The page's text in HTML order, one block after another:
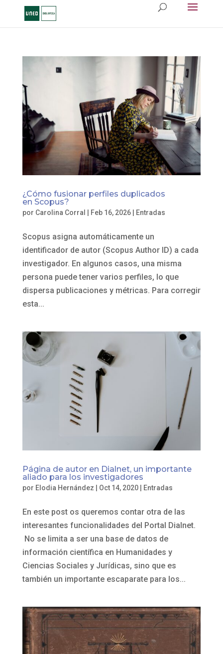
¿Cómo fusionar perfiles duplicados
en Scopus?
por Carolina Corral Feb 16, 2026| Entradas
Scopus asigna automáticamente un
identificador de autor (Scopus Author ID) a cada
investigador. En algunos casos, una misma
persona puede tener varios perfiles, lo que
dispersa publicaciones y métricas. Para corregir
esta...
Página de autor en Dialnet, un importante
aliado para los investigadores
por Elodia Hernández Oct 14, 2020| Entradas
En este post os queremos contar otra de las
interesantes funcionalidades del Portal Dialnet.
No se limita a ser una base de datos de
información científica en Humanidades y
Ciencias Sociales y Jurídicas, sino que es
también un importante escaparate para los...